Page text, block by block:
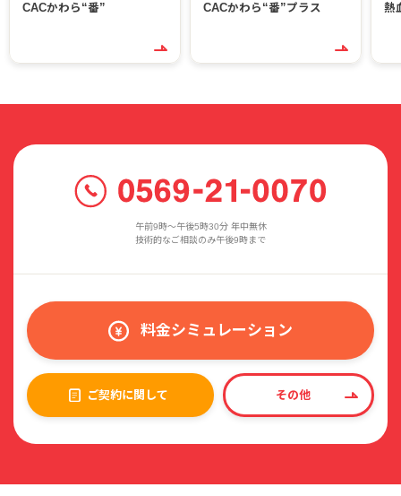
CACかわら“番” CACかわら“番”プラス 熱
午前9時〜午後5時30分 年中無休
技術的なご相談のみ午後9時まで
料金シミュレーション
ご契約に関して その他